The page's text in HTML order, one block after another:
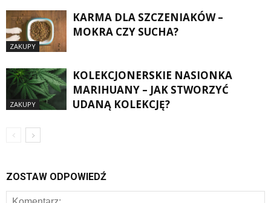
ZAKUPY
KARMA DLA SZCZENIAKÓW –
MOKRA CZY SUCHA?
ZAKUPY
KOLEKCJONERSKIE NASIONKA
MARIHUANY – JAK STWORZYĆ
UDANĄ KOLEKCJĘ?
ZOSTAW ODPOWIEDŹ